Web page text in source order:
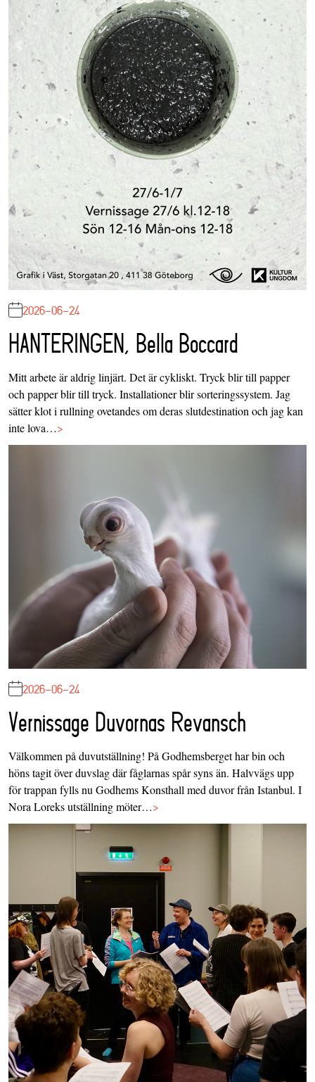
2026-06-24
HANTERINGEN, Bella Boccard
Mitt arbete är aldrig linjärt. Det är cykliskt. Tryck blir till papper
och papper blir till tryck. Installationer blir sorteringssystem. Jag
sätter klot i rullning ovetandes om deras slutdestination och jag kan
inte lova…>
2026-06-24
Vernissage Duvornas Revansch
Välkommen på duvutställning! På Godhemsberget har bin och
höns tagit över duvslag där fåglarnas spår syns än. Halvvägs upp
för trappan fylls nu Godhems Konsthall med duvor från Istanbul. I
Nora Loreks utställning möter…>